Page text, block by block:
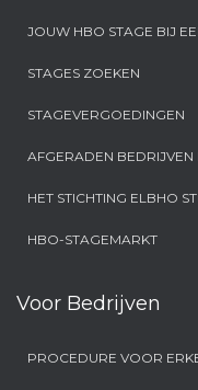
JOUW HBO STAGE BIJ
STAGES ZOEKEN
STAGEVERGOEDINGEN
AFGERADEN BEDRIJVEN
HET STICHTING ELBHO
HBO-STAGEMARKT
Voor Bedrijven
PROCEDURE VOOR